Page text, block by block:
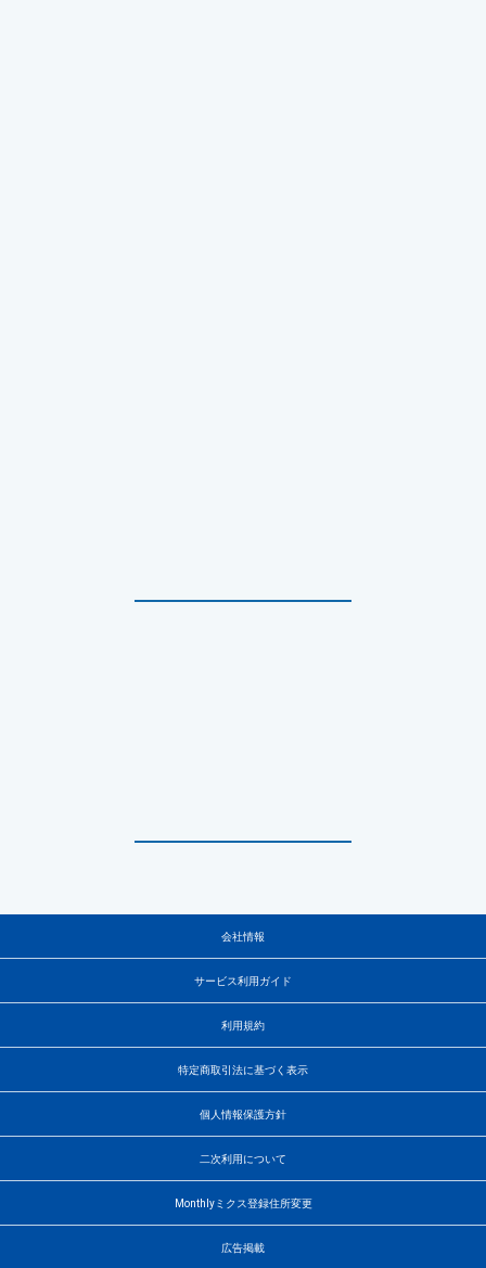
会社情報
サービス利用ガイド
利用規約
特定商取引法に基づく表示
個人情報保護方針
二次利用について
Monthlyミクス登録住所変更
広告掲載